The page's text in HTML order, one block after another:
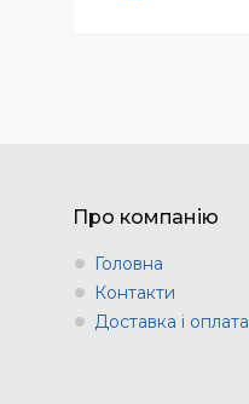
Про компанію
Головна
Контакти
Доставка і оплата